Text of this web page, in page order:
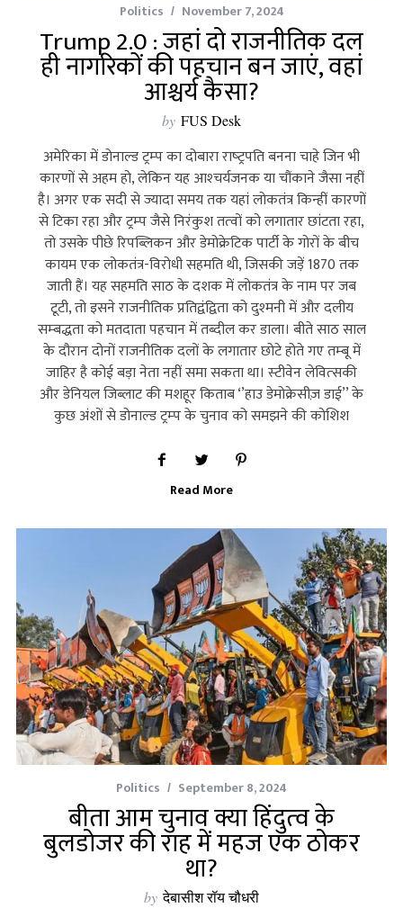
Politics November 7, 2024
Trump 2.0 : जहां दो राजनीतिक दल
ही नागरिकों की पहचान बन जाएं, वहां
आश्चर्य कैसा?
by FUS Desk
अमेरिका में डोनाल्‍ड ट्रम्‍प का दोबारा राष्‍ट्रपति बनना चाहे जिन भी
कारणों से अहम हो, लेकिन यह आश्‍चर्यजनक या चौंकाने जैसा नहीं
है। अगर एक सदी से ज्‍यादा समय तक यहां लोकतंत्र किन्‍हीं कारणों
से टिका रहा और ट्रम्‍प जैसे निरंकुश तत्‍वों को लगातार छांटता रहा,
तो उसके पीछे रिपब्लिकन और डेमोक्रेटिक पार्टी के गोरों के बीच
कायम एक लोकतंत्र-विरोधी सहमति थी, जिसकी जड़ें 1870 तक
जाती हैं। यह सहमति साठ के दशक में लोकतंत्र के नाम पर जब
टूटी, तो इसने राजनीतिक प्रतिद्वंद्विता को दुश्‍मनी में और दलीय
सम्‍बद्धता को मतदाता पहचान में तब्‍दील कर डाला। बीते साठ साल
के दौरान दोनों राजनीतिक दलों के लगातार छोटे होते गए तम्‍बू में
जाहिर है कोई बड़ा नेता नहीं समा सकता था। स्‍टीवेन लेवित्‍सकी
और डेनियल जिब्‍लाट की मशहूर किताब ‘’हाउ डेमोक्रेसीज़ डाई’’ के
कुछ अंशों से डोनाल्‍ड ट्रम्‍प के चुनाव को समझने की कोशिश
Read More
Politics September 8, 2024
बीता आम चुनाव क्या हिंदुत्‍व के
बुलडोजर की राह में महज एक ठोकर
था?
by देबासीश रॉय चौधरी